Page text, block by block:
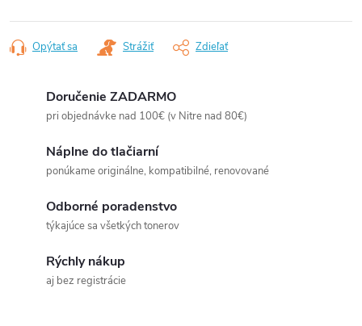
Opýtať sa Strážiť Zdieľať
Doručenie ZADARMO
pri objednávke nad 100€ (v Nitre nad 80€)
Náplne do tlačiarní
ponúkame originálne, kompatibilné, renovované
Odborné poradenstvo
týkajúce sa všetkých tonerov
Rýchly nákup
aj bez registrácie